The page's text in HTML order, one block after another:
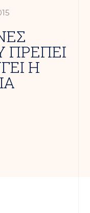
ΠΡΕΠΕΙ
Η